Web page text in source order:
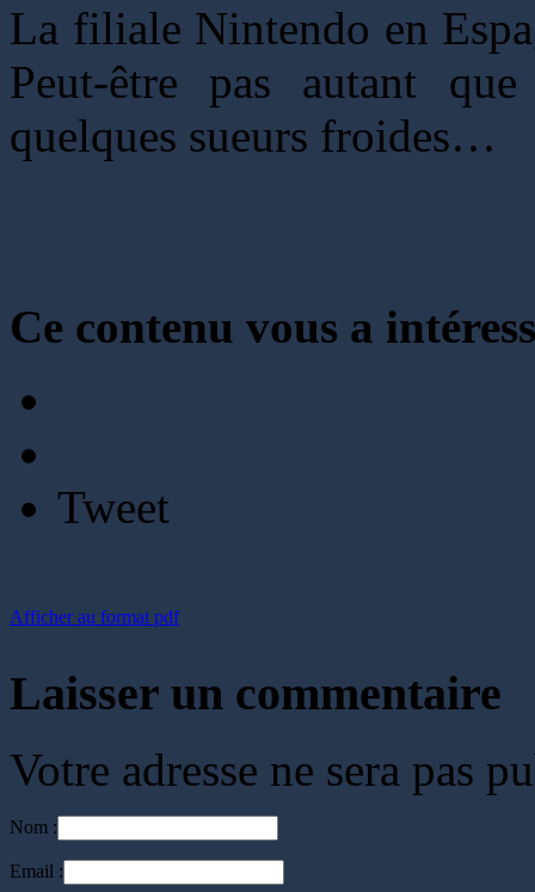
La filiale Nintendo en
Peut-être pas autant
quelques sueurs froides…
Ce contenu vous a
Tweet
Afficher au format pdf
Laisser un commentaire
Votre adresse ne sera pas
Nom :
Email :